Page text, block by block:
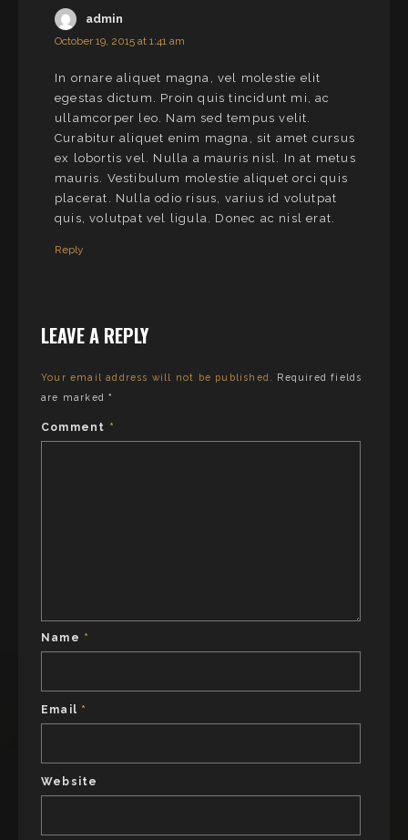
admin
October 19, 2015 at 1:41 am
In ornare aliquet magna, vel molestie elit
egestas dictum. Proin quis tincidunt mi, ac
ullamcorper leo. Nam sed tempus velit.
Curabitur aliquet enim magna, sit amet cursus
ex lobortis vel. Nulla a mauris nisl. In at metus
mauris. Vestibulum molestie aliquet orci quis
placerat. Nulla odio risus, varius id volutpat
quis, volutpat vel ligula. Donec ac nisl erat.
Reply
LEAVE A REPLY
Your email address will not be published.
Required fields
are marked*
Comment *
Name *
Email *
Website